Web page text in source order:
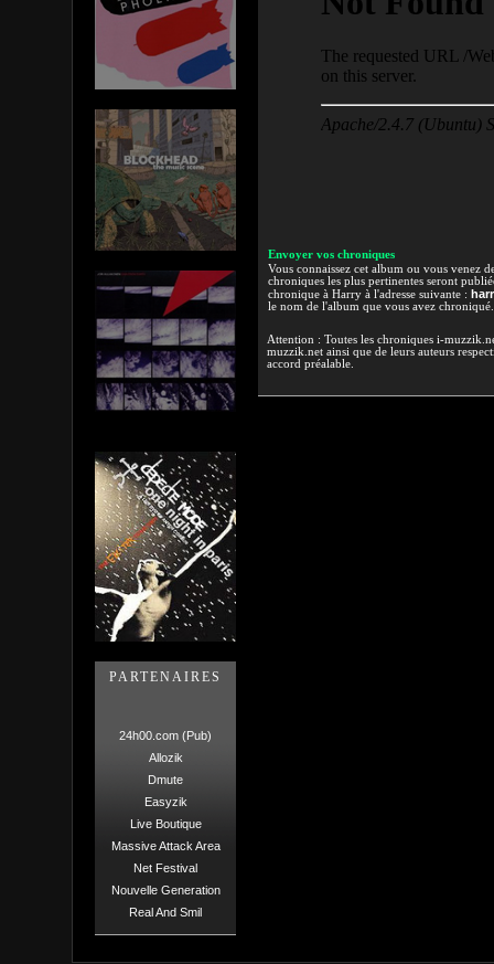
PARTENAIRES
24h00.com (Pub)
Allozik
Dmute
Easyzik
Live Boutique
Massive Attack Area
Net Festival
Nouvelle Generation
Real And Smil
Envoyer vos chroniques
Vous connaissez cet album ou vous venez
chroniques les plus pertinentes seront
chronique à Harry à l'adresse suivante :
le nom de l'album que vous avez
Attention : Toutes les chroniques i-
muzzik.net ainsi que de leurs auteurs
accord préalable.